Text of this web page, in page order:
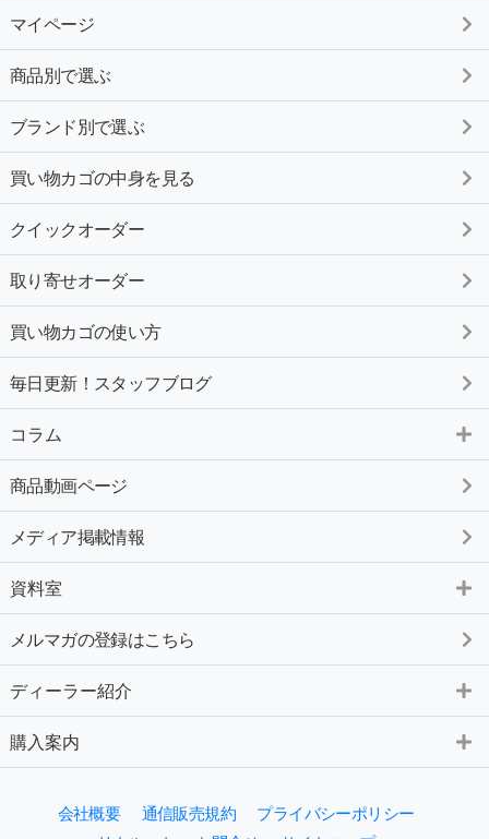
マイページ
商品別で選ぶ
ブランド別で選ぶ
買い物カゴの中身を見る
クイックオーダー
取り寄せオーダー
買い物カゴの使い方
毎日更新！スタッフブログ
コラム
商品動画ページ
メディア掲載情報
資料室
メルマガの登録はこちら
ディーラー紹介
購入案内
会社概要 通信販売規約
プライバシーポリシー